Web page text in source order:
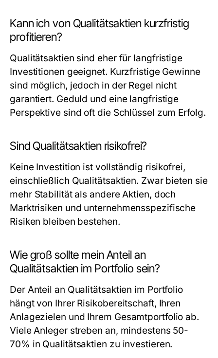
Kann ich von Qualitätsaktien kurzfristig
profitieren?
Qualitätsaktien sind eher für langfristige
Investitionen geeignet. Kurzfristige Gewinne
sind möglich, jedoch in der Regel nicht
garantiert. Geduld und eine langfristige
Perspektive sind oft die Schlüssel zum Erfolg.
Sind Qualitätsaktien risikofrei?
Keine Investition ist vollständig risikofrei,
einschließlich Qualitätsaktien. Zwar bieten sie
mehr Stabilität als andere Aktien, doch
Marktrisiken und unternehmensspezifische
Risiken bleiben bestehen.
Wie groß sollte mein Anteil an
Qualitätsaktien im Portfolio sein?
Der Anteil an Qualitätsaktien im Portfolio
hängt von Ihrer Risikobereitschaft, Ihren
Anlagezielen und Ihrem Gesamtportfolio ab.
Viele Anleger streben an, mindestens 50-
70% in Qualitätsaktien zu investieren.